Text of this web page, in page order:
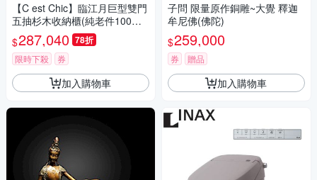
【C est Chic】臨江月巨型雙門
五抽杉木收納櫃(純老件100年)-
幅175cm
$287,040 78折
限時下殺 券
加入購物車
子問 限量原作銅雕~大覺 釋迦
牟尼佛(佛陀)
$259,000
券 贈品
加入購物車